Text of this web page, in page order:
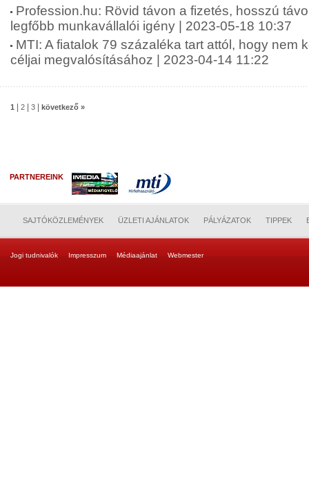
Profession.hu: Rövid távon a fizetés, hosszú
legfőbb munkavállalói igény | 2023-05-18 10:37
MTI: A fiatalok 79 százaléka tart attól, hogy nem
céljai megvalósításához | 2023-04-14 11:22
1 2 3 következő »
PARTNEREINK
SAJTÓKÖZLEMÉNYEK ÜZLETI AJÁNLATOK PÁLYÁZATOK TIPPEK
Jogi tudnivalók Impresszum Médiaajánlat Webmester